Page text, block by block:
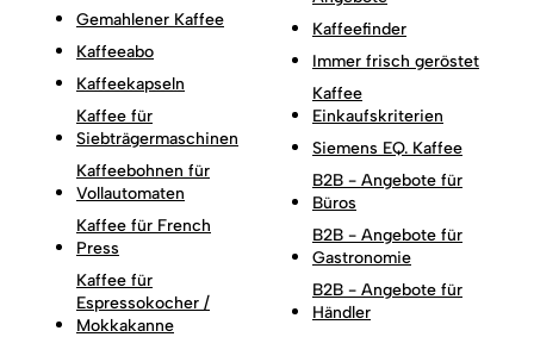
Gemahlener Kaffee
Kaffeeabo
Kaffeekapseln
Kaffee für
Siebträgermaschinen
Kaffeebohnen für
Vollautomaten
Kaffee für French
Press
Kaffee für
Espressokocher /
Mokkakanne
Kaffeefinder
Immer frisch geröstet
Kaffee
Einkaufskriterien
Siemens EQ. Kaffee
B2B - Angebote für
Büros
B2B - Angebote für
Gastronomie
B2B - Angebote für
Händler